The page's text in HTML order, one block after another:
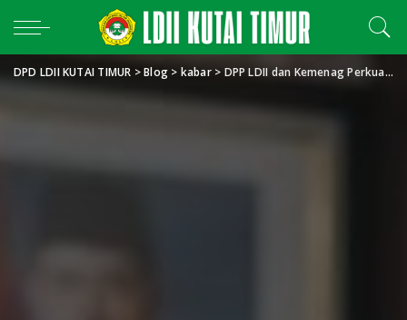
DPD LDII KUTAI TIMUR >Blog > kabar> DPP LDII dan Kemenag Perkuat Ukhuwah Berbasis Ekoteologi, LDII Kutim Siap Implementasikan